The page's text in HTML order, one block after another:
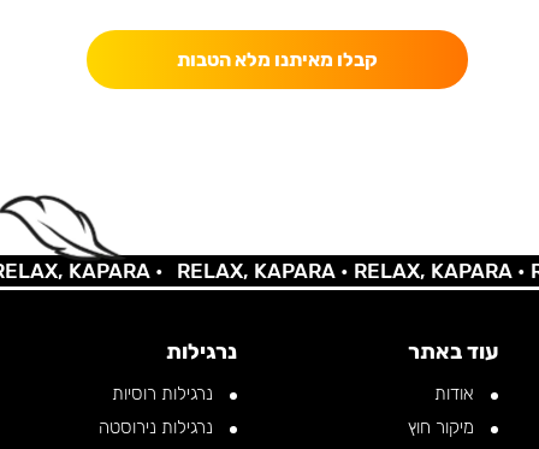
קבלו מאיתנו מלא הטבות
KAPARA • RELAX, KAPARA •RELAX, KAPARA •
עוד באתר
אודות
מיקור חוץ
נרגילות
נרגילות רוסיות
נרגילות נירוסטה